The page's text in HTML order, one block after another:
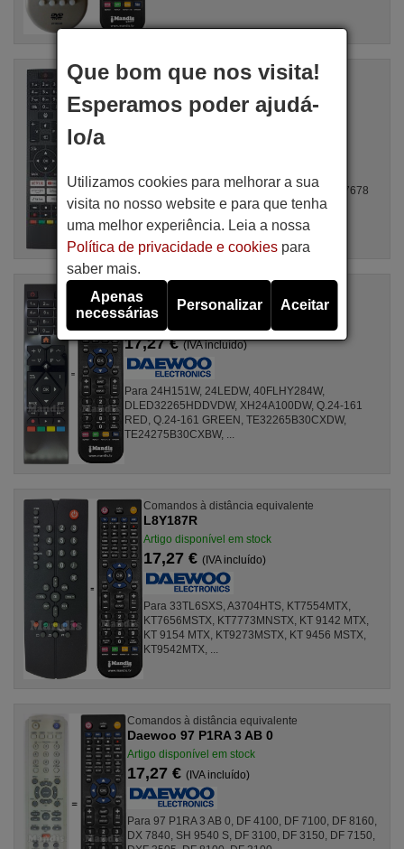
Comando à distância original
Artigo disponível em stock
16,12 €
Para 32DE74HL, 10147520 (HI3226HD-VE), 10148031
(CL24LED25BSW), 10147986 (CL40LED25BSW), 10147678
(LED 40TIF900B), ...
Comandos à distância equivalente
RC39105
Artigo disponível em stock
17,27 €(IVA incluído)
Para 24H151W, 24LEDW, 40FLHY284W,
DLED32265HDDVDW, XH24A100DW, Q.24-161
RED, Q.24-161 GREEN, TE32265B30CXDW,
TE24275B30CXBW, ...
Comandos à distância equivalente
L8Y187R
Artigo disponível em stock
17,27 €(IVA incluído)
Para 33TL6SXS, A3704HTS, KT7554MTX,
KT7656MSTX, KT7773MNSTX, KT 9142 MTX,
KT 9154 MTX, KT9273MSTX, KT 9456 MSTX,
KT9542MTX, ...
Comandos à distância equivalente
Daewoo 97 P1RA 3 AB 0
Artigo disponível em stock
17,27 €(IVA incluído)
Para 97 P1RA 3 AB 0, DF 4100, DF 7100, DF 8160,
DX 7840, SH 9540 S, DF 3100, DF 3150, DF 7150,
Que bom que nos visita!
Esperamos poder ajudá-
lo/a
Utilizamos cookies para melhorar a sua
visita no nosso website e para que tenha
uma melhor experiência. Leia a nossa
Política de privacidade e cookiespara
saber mais.
Apenas
necessárias
Personalizar Aceitar